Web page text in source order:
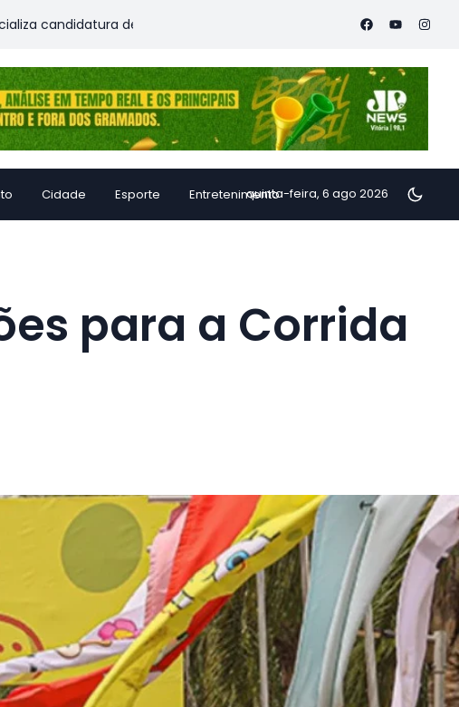
de Ricardo Ferraço à reeleição e lança lema “Pacto com o
Cidade Esporte Entretenimentoquinta-feira, 6 ago 2026
para a Corrida